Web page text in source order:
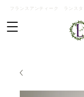
フランスアンティーク ランス